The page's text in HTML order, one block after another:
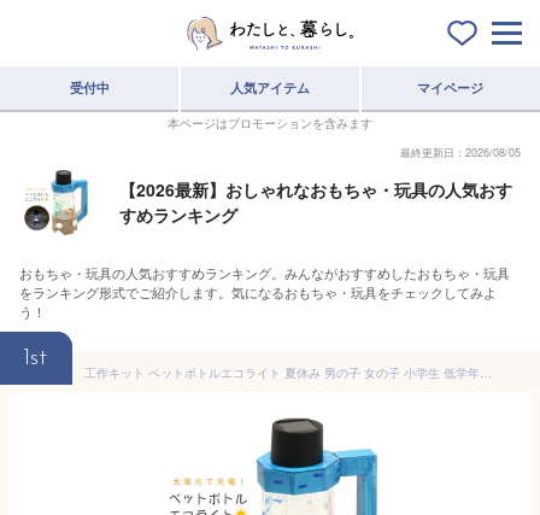
受付中 人気アイテム マイページ
本ページはプロモーションを含みます
最終更新日：2026/08/05
【2026最新】おしゃれなおもちゃ・玩具の人気おす
すめランキング
おもちゃ・玩具の人気おすすめランキング。みんながおすすめしたおもちゃ・玩具
をランキング形式でご紹介します。気になるおもちゃ・玩具をチェックしてみよ
う！
1st
工作キット ペットボトルエコライト 夏休み 男の子 女の子 小学生 低学年 高学年 子供 幼児 大人 子供会